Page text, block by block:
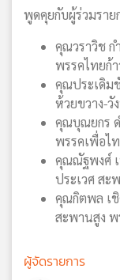
พูดคุยกับผู้ร่วมราย
คุณวราวิช ก
พรรคไทยก้
คุณประเดิม
ห้วยขวาง-วั
คุณบุณยกร ด
พรรคเพื่อไ
คุณณัฐพงศ์ เ
ประเวศ สะ
คุณกิตพล เชิ
สะพานสูง
ผู้จัดรายการ